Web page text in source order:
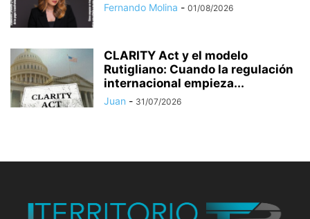
Fernando Molina - 01/08/2026
CLARITY Act y el modelo
Rutigliano: Cuando la regulación
internacional empieza...
Juan - 31/07/2026